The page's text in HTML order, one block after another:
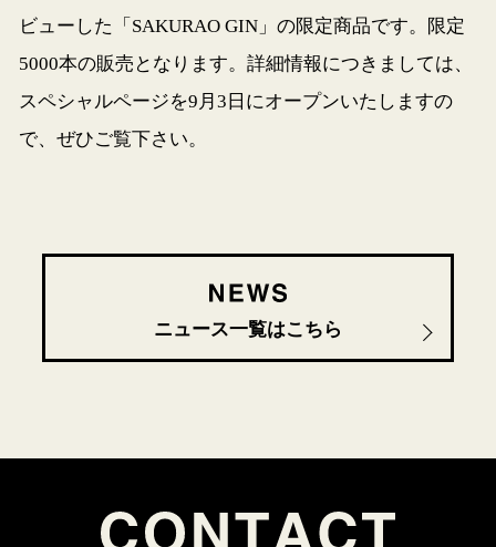
ビューした「SAKURAO GIN」の限定商品です。限定
5000本の販売となります。詳細情報につきましては、
スペシャルページを9月3日にオープンいたしますの
で、ぜひご覧下さい。
ニュース一覧はこちら